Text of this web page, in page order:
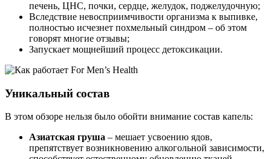
печень, ЦНС, почки, сердце, желудок, поджелудочную;
Вследствие невосприимчивости организма к выпивке,
полностью исчезнет похмельный синдром – об этом
говорят многие отзывы;
Запускает мощнейший процесс детоксикации.
Уникальный состав
В этом обзоре нельзя было обойти внимание состав капель:
Азиатская груша – мешает усвоению ядов,
препятствует возникновению алкогольной зависимости,